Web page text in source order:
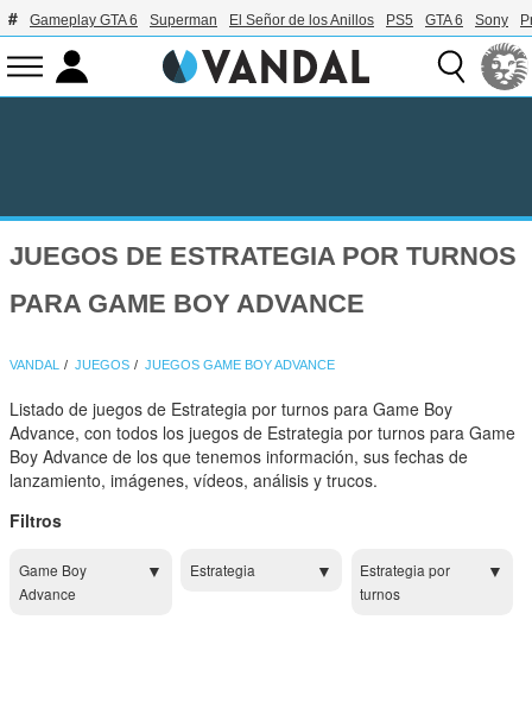
Gameplay GTA 6 Superman El Señor de los Anillos PS5 GTA 6 Sony
JUEGOS DE ESTRATEGIA POR TURNOS
PARA GAME BOY ADVANCE
VANDAL JUEGOS JUEGOS GAME BOY ADVANCE
Listado de juegos de Estrategia por turnos para Game Boy
Advance, con todos los juegos de Estrategia por turnos para Game
Boy Advance de los que tenemos información, sus fechas de
lanzamiento, imágenes, vídeos, análisis y trucos.
Filtros
Game Boy
Advance
Estrategia
Estrategia por
turnos